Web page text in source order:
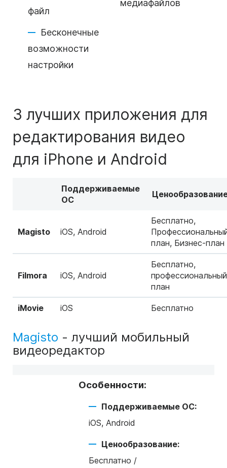
файл
Бесконечные
возможности
настройки
медиафайлов
3 лучших приложения для
редактирования видео
для iPhone и Android
Поддерживаемые
ОС
Magisto iOS, Android
Бесплатно,
план, Бизнес-план
Filmora iOS, Android
Бесплатно,
профессиональный
план
iMovie iOS Бесплатно
Magisto - лучший мобильный
видеоредактор
Особенности:
Поддерживаемые ОС:
iOS, Android
Ценообразование:
Бесплатно /